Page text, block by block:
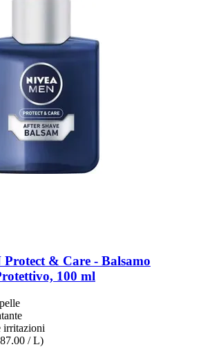
& Care -​ Balsamo
100 ml
irritazioni
/ L)